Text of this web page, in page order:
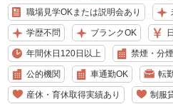
職場見学OKまたは説明会あり
学歴不問 ブランクOK
年間休日120日以上 禁煙・分煙
公的機関 車通勤OK 転
産休・育休取得実績あり 制服